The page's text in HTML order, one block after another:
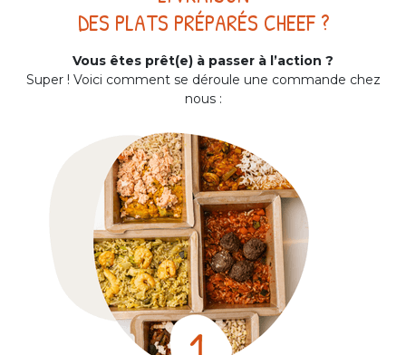
DES PLATS PRÉPARÉS CHEEF ?
Vous êtes prêt(e) à passer à l’action ?
Super ! Voici comment se déroule une commande chez
nous :